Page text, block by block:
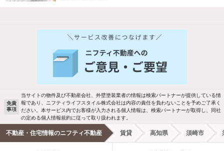
他の人はこんな条件で絞り込んでいます！
バス・トイレ別 2階以上
洗濯機置場あり 独立洗面台
エアコンあり 都市ガス
新着物件メール通知
検索中の条件の新着物件情報をいち早く
新着メール通知を受け取る
免責
事項
当サイトの物件及び不動産会社、外壁塗装業者の情報は検索パートナーが提供している情
報であり、ニフティライフスタイル株式会社は内容の責任を負わないことを予めご了承く
ださい。本サービス内でお客様が入力される個人情報は、検索パートナーが取得し、同社
の定める個人情報規約に従って取り扱われます。
不動産・住宅情報のニフティ不動産 賃貸 高知県 須崎市